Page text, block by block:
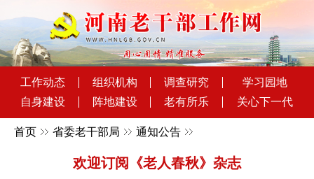
工作动态 组织机构 调查研究
学习园地
自身建设
阵地建设 老有所乐 关心下一代
首页 省委老干部局 通知公告
欢迎订阅《老人春秋》杂志